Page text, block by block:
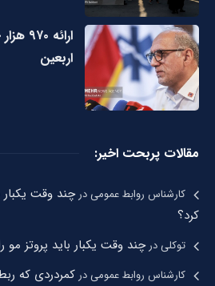
اربعین
مقالات پربحت اخیر:
کارشناس روابط عمومیدرچند وقت یکبار
کرد؟
توکلیدرچند وقت یکبار باید پروتز
کارشناس روابط عمومیدرکمردردی که